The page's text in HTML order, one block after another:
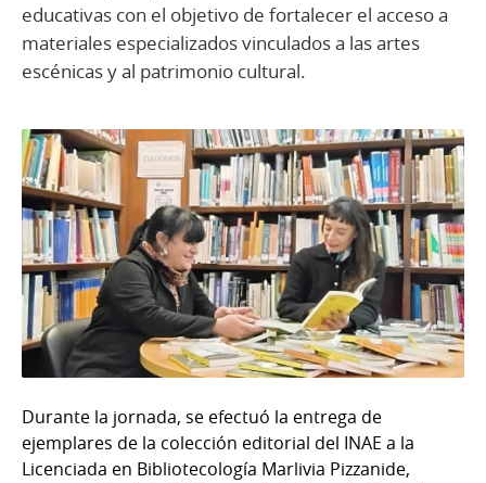
educativas con el objetivo de fortalecer el acceso a
materiales especializados vinculados a las artes
escénicas y al patrimonio cultural.
Durante la jornada, se efectuó la entrega de
ejemplares de la colección editorial del INAE a la
Licenciada en Bibliotecología Marlivia Pizzanide,